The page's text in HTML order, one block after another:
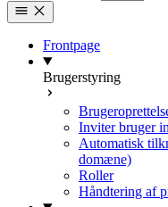
Frontpage
Brugerstyring
Inviter bruger
Automatisk
domæne)
Roller
Håndtering af